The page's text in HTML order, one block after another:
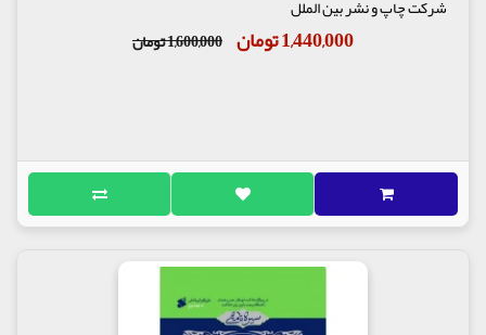
شرکت چاپ و نشر بین الملل
1,440,000 تومان 1,600,000 تومان